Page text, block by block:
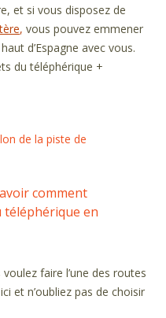
et si vous disposez de
, vous pouvez emmener
d’Espagne avec vous.
du téléphérique +
de la piste de
comment
en
faire l’une des routes
et n’oubliez pas de choisir